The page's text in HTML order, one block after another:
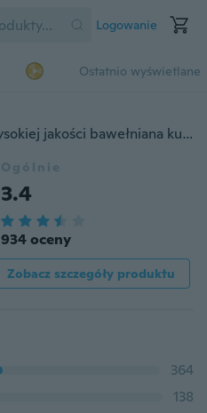
Logowanie
Ostatnio wyświetlane
Moda męska Casual Slim Wysokiej jakości bawełniana kurtka sportowa Odzież chroniąca przed słońcem Płaszcz z kapturem
Ogólnie
3.4
934 oceny
Zobacz szczegóły produktu
364
138